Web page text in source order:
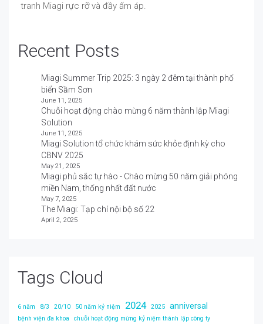
tranh Miagi rực rỡ và đầy ấm áp.
Recent Posts
Miagi Summer Trip 2025: 3 ngày 2 đêm tại thành phố
biển Sầm Sơn
June 11, 2025
Chuỗi hoạt động chào mừng 6 năm thành lập Miagi
Solution
June 11, 2025
Miagi Solution tổ chức khám sức khỏe định kỳ cho
CBNV 2025
May 21, 2025
Miagi phủ sắc tự hào - Chào mừng 50 năm giải phóng
miền Nam, thống nhất đất nước
May 7, 2025
The Miagi: Tạp chí nội bộ số 22
April 2, 2025
Tags Cloud
6 năm 8/3 20/10 50 năm kỷ niệm 2024 2025 anniversal
bệnh viện đa khoa chuỗi hoạt động mừng kỷ niệm thành lập công ty